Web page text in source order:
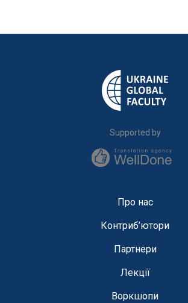
Supported by
Про нас
Контриб’ютори
Партнери
Лекції
Воркшопи